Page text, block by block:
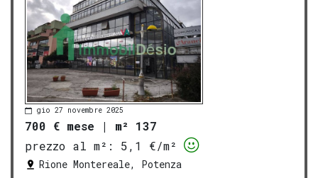
gio 27 novembre 2025
700 € mese | m² 137
prezzo al m²:
5,1 €/m²
Rione Montereale, Potenza